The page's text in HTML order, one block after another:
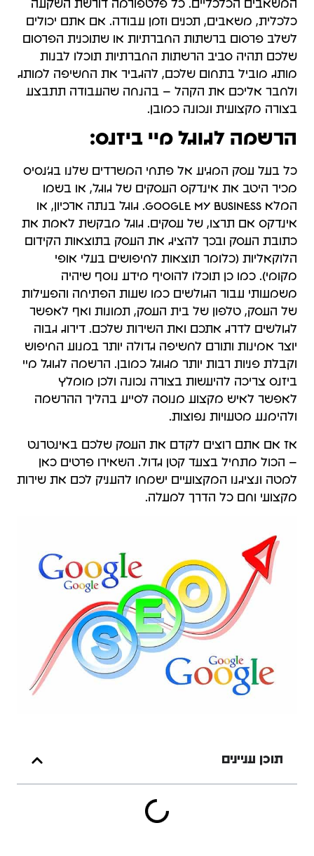
המשאבים הכלכליים. כל פלטפורמה דורשת השקעה
כלכלית, משאבים, תכנים וזמן עבודה. אם אתם יכולים
לשלב פרסום ברשתות החברתיות או שתוכנית הפרסום
שלכם תהיה סביב הרשתות החברתיות תוכלו לבנות
מותג מוביל בתחום שלכם, להגביר את החשיפה למותג
ולחבר אליכם את הקהל – בהנחה שהעבודה תתבצע
בצורה מקצועית ונכונה כמובן.
הרשמה לגוגל מיי ביזנס:
כל בעל עסק המגיע אל פתחי המשרדים שלנו בג'נסיס
מכיר היטב את אינדקס העסקים של גוגל, או בשמו
המלא Google My Business. גוגל בנתה ארכיון, או
אינדקס אם תרצו, של עסקים. גוגל מבקשת לאמת את
כתובת העסק ובכך להציג את העסק בתוצאות הקידום
הלוקאליות (כלומר תוצאות לחיפושים בעלי אופי
מקומי). כמו כן תוכלו להוסיף מידע נוסף שיהיה
משמעותי עבור הגולשים כמו שעות הפתיחה והפעילות
של העסק, טלפון של בית העסק, תמונות ואף לאפשר
לגולשים לדרג אתכם ואת השירות שלכם. דירוג גבוה
יוצר אמינות ותורם לחשיפה גדולה יותר במנוע החיפוש
וקבלת פניות רבות יותר מגוגל כמובן. הרשמה לגוגל מיי
ביזנס צריכה להיעשות בצורה נכונה ולכן מומלץ
לאפשר לאיש מקצוע מנוסה לסייע בהליך ההרשמה
ולהימנע מטעויות נפוצות.
אז אם אתם רוצים לקדם את העסק שלכם באינטרנט
– הכול מתחיל בצעד קטן גדול. השאירו פרטים כאן
למטה ונציגנו המקצועיים ישמחו להעניק לכם את שירות
מקצועי וחם כל הדרך למעלה.
תוכן עניינים